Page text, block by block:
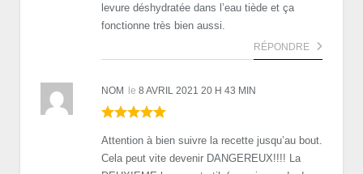
levure déshydratée dans l’eau tiède et ça
fonctionne très bien aussi.
RÉPONDRE
NOM le 8 AVRIL 2021 20 H 43 MIN
Attention à bien suivre la recette jusqu’au bout.
Cela peut vite devenir DANGEREUX!!!! La